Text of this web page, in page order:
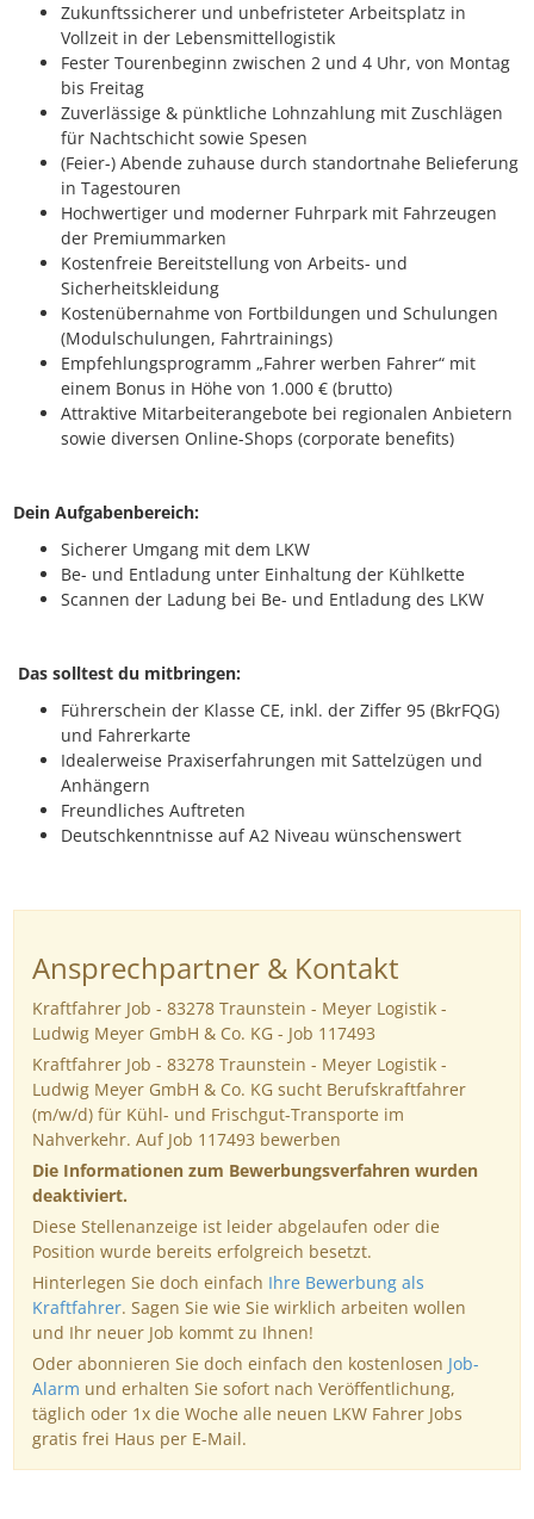
Zukunftssicherer und unbefristeter Arbeitsplatz in
Vollzeit in der Lebensmittellogistik
Fester Tourenbeginn zwischen 2 und 4 Uhr, von Montag
bis Freitag
Zuverlässige & pünktliche Lohnzahlung mit Zuschlägen
für Nachtschicht sowie Spesen
(Feier-) Abende zuhause durch standortnahe Belieferung
in Tagestouren
Hochwertiger und moderner Fuhrpark mit Fahrzeugen
der Premiummarken
Kostenfreie Bereitstellung von Arbeits- und
Sicherheitskleidung
Kostenübernahme von Fortbildungen und Schulungen
(Modulschulungen, Fahrtrainings)
Empfehlungsprogramm „Fahrer werben Fahrer“ mit
einem Bonus in Höhe von 1.000 € (brutto)
Attraktive Mitarbeiterangebote bei regionalen Anbietern
sowie diversen Online-Shops (corporate benefits)
Dein Aufgabenbereich:
Sicherer Umgang mit dem LKW
Be- und Entladung unter Einhaltung der Kühlkette
Scannen der Ladung bei Be- und Entladung des LKW
Das solltest du mitbringen:
Führerschein der Klasse CE, inkl. der Ziffer 95 (BkrFQG)
und Fahrerkarte
Idealerweise Praxiserfahrungen mit Sattelzügen und
Anhängern
Freundliches Auftreten
Deutschkenntnisse auf A2 Niveau wünschenswert
Ansprechpartner & Kontakt
Kraftfahrer Job - 83278 Traunstein - Meyer Logistik -
Ludwig Meyer GmbH & Co. KG - Job 117493
Kraftfahrer Job - 83278 Traunstein - Meyer Logistik -
Ludwig Meyer GmbH & Co. KG sucht Berufskraftfahrer
(m/w/d) für Kühl- und Frischgut-Transporte im
Nahverkehr. Auf Job 117493 bewerben
Die Informationen zum Bewerbungsverfahren wurden
deaktiviert.
Diese Stellenanzeige ist leider abgelaufen oder die
Position wurde bereits erfolgreich besetzt.
Hinterlegen Sie doch einfach Ihre Bewerbung als
Kraftfahrer. Sagen Sie wie Sie wirklich arbeiten wollen
und Ihr neuer Job kommt zu Ihnen!
Oder abonnieren Sie doch einfach den kostenlosen Job-
Alarm und erhalten Sie sofort nach Veröffentlichung,
täglich oder 1x die Woche alle neuen LKW Fahrer Jobs
gratis frei Haus per E-Mail.